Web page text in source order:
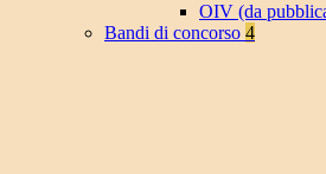
OIV (da
Bandi di concorso 4